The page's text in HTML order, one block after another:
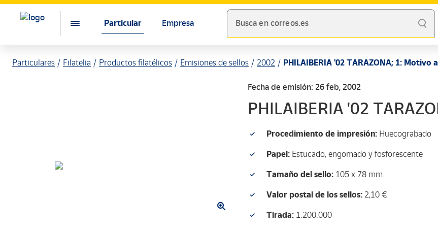
Particular Empresa Busca en correos.es
Particulares Filatelia Productos filatélicos Emisiones de sellos 2002 PHILAIBERIA '02 TARAZONA; 1: Motivo
Fecha de emisión: 26 feb, 2002
PHILAIBERIA '02
Procedimiento de impresión: Huecograbado
Papel: Estucado, engomado y fosforescente
Tamaño del sello: 105 x 78 mm.
Valor postal de los sellos: 2,10 €
Tirada: 1.200.000